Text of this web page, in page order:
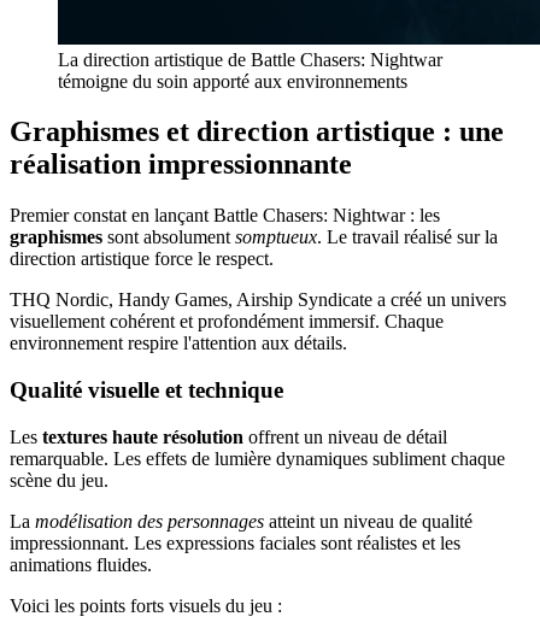
La direction artistique de Battle Chasers: Nightwar
témoigne du soin apporté aux environnements
Graphismes et direction artistique : une
réalisation impressionnante
Premier constat en lançant Battle Chasers: Nightwar : les
graphismes sont absolument somptueux. Le travail réalisé sur la
direction artistique force le respect.
THQ Nordic, Handy Games, Airship Syndicate a créé un univers
visuellement cohérent et profondément immersif. Chaque
environnement respire l'attention aux détails.
Qualité visuelle et technique
Les textures haute résolution offrent un niveau de détail
remarquable. Les effets de lumière dynamiques subliment chaque
scène du jeu.
La modélisation des personnages atteint un niveau de qualité
impressionnant. Les expressions faciales sont réalistes et les
animations fluides.
Voici les points forts visuels du jeu :